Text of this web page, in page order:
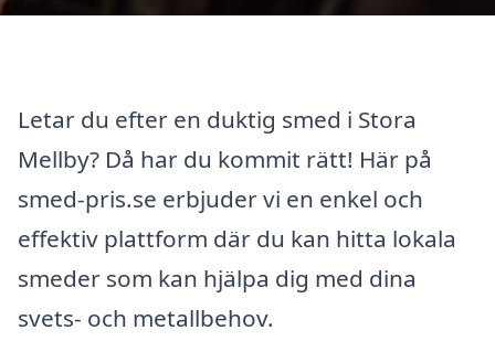
Letar du efter en duktig smed i Stora
Mellby? Då har du kommit rätt! Här på
smed-pris.se erbjuder vi en enkel och
effektiv plattform där du kan hitta lokala
smeder som kan hjälpa dig med dina
svets- och metallbehov.